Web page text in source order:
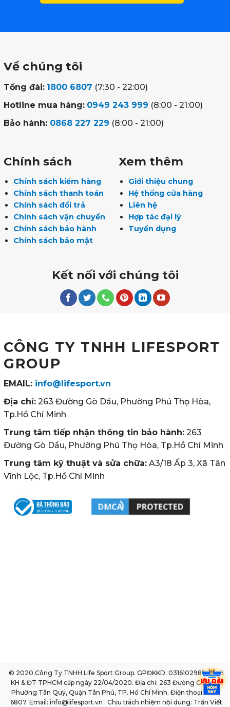
Về chúng tôi
Tổng đài: 1800 6807 (7:30 - 22:00)
Hotline mua hàng: 0949 243 999 (8:00 - 21:00)
Bảo hành: 0868 227 229 (8:00 - 21:00)
Chính sách
Chính sách kiểm hàng
Chính sách thanh toán
Chính sách đổi trả
Chính sách vận chuyển
Chính sách bảo hành
Chính sách bảo mật
Xem thêm
Giới thiệu chung
Hệ thống cửa hàng
Liên hệ
Hợp tác đại lý
Tuyển dụng
Kết nối với chúng tôi
CÔNG TY TNHH LIFESPORT
GROUP
EMAIL: info@lifesport.vn
Địa chỉ: 263 Đường Gò Dầu, Phường Phú Thọ Hòa,
Tp.Hồ Chí Minh
Trung tâm tiếp nhận thông tin bảo hành: 263
Đường Gò Dầu, Phường Phú Thọ Hòa, Tp.Hồ Chí Minh
Trung tâm kỹ thuật và sửa chữa: A3/18 Ấp 3, Xã Tân
Vĩnh Lộc, Tp.Hồ Chí Minh
© 2020.Công Ty TNHH Life Sport Group. GPĐKKD: 0316102985 do sở
KH & ĐT TPHCM cấp ngày 22/04/2020. Địa chỉ: 263 Đường Gò Dầu,
Phường Tân Quý, Quận Tân Phú, TP. Hồ Chí Minh. Điện thoại: 1800
6807. Email: info@lifesport.vn . Chịu trách nhiệm nội dung: Trần Viết